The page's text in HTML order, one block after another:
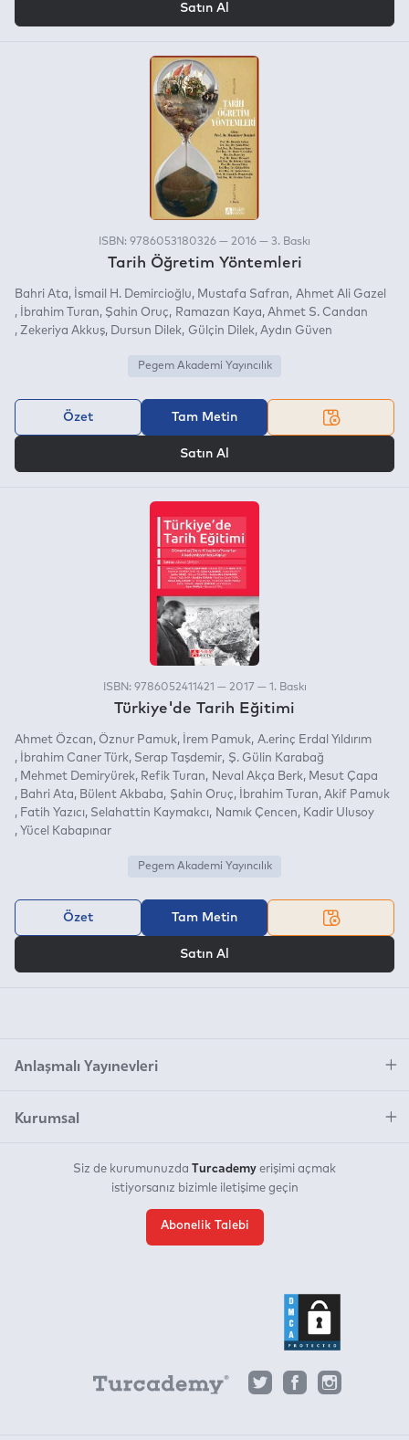
Satın Al
ISBN: 9786053180326 — 2016 — 3. Baskı
Tarih Öğretim Yöntemleri
Bahri Ata İsmail H. Demircioğlu Mustafa Safran
Ahmet Ali Gazel
İbrahim Turan
Şahin Oruç Ramazan Kaya Ahmet S. Candan
Zekeriya Akkuş
Dursun Dilek Gülçin Dilek Aydın Güven
Pegem Akademi Yayıncılık
Özet Tam Metin
Satın Al
ISBN: 9786052411421 — 2017 — 1. Baskı
Türkiye'de Tarih Eğitimi
Ahmet Özcan Öznur Pamuk İrem Pamuk A.erinç Erdal Yıldırım
İbrahim Caner Türk Serap Taşdemir
Ş. Gülin Karabağ
Mehmet Demiryürek
Refik Turan Neval Akça Berk
Mesut Çapa
Bahri Ata
Bülent Akbaba Şahin Oruç İbrahim Turan Akif Pamuk
Fatih Yazıcı
Selahattin Kaymakcı Namık Çencen
Kadir Ulusoy
Yücel Kabapınar
Pegem Akademi Yayıncılık
Özet Tam Metin
Satın Al
Anlaşmalı Yayınevleri
Kurumsal
Siz de kurumunuzda Turcademy erişimi açmak
istiyorsanız bizimle iletişime geçin
Abonelik Talebi